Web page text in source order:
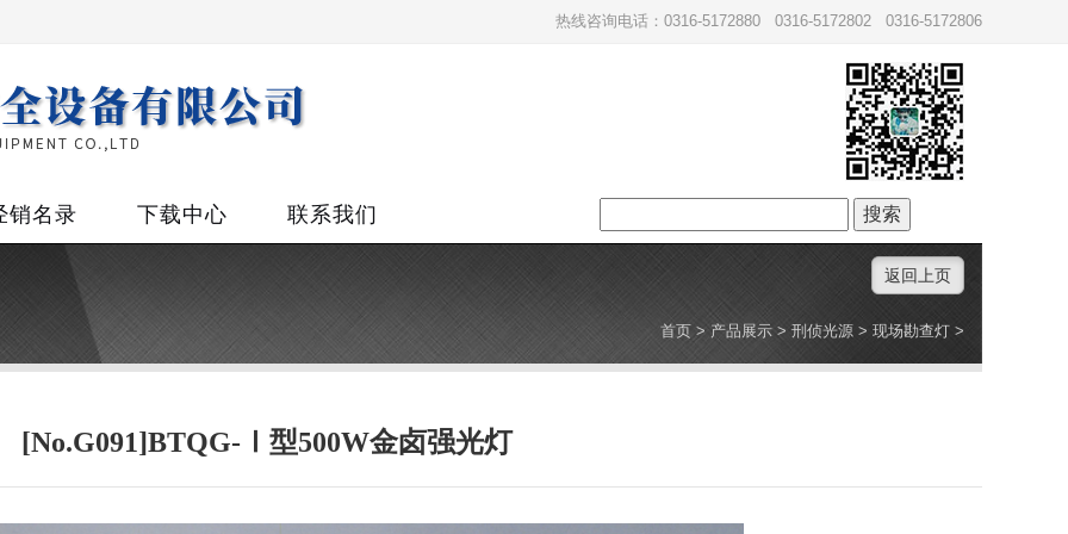
热线咨询电话：0316-5172880 0316-5172802 0316-5172806
销名录 下载中心 联系我们
索：
返回上页
首页 > 产品展示 > 刑侦光源 > 现场勘查灯 >
[No.G091]BTQG-Ⅰ型500W金卤强光灯